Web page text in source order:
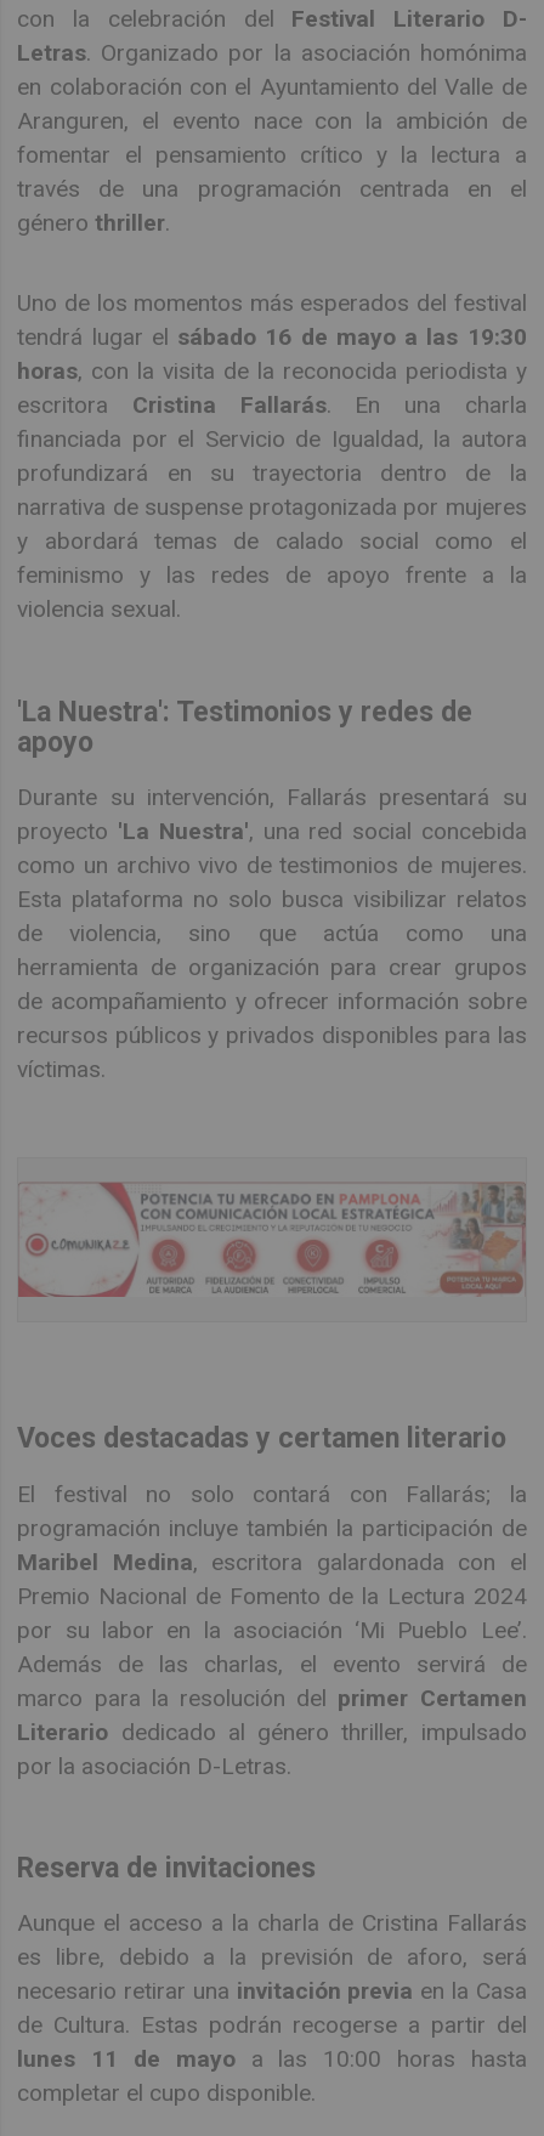
con la celebración del Festival Literario D-
Letras. Organizado por la asociación homónima
en colaboración con el Ayuntamiento del Valle de
Aranguren, el evento nace con la ambición de
fomentar el pensamiento crítico y la lectura a
través de una programación centrada en el
génerothriller.
Uno de los momentos más esperados del festival
tendrá lugar el sábado 16 de mayo a las 19:30
horas, con la visita de la reconocida periodista y
escritora Cristina Fallarás. En una charla
financiada por el Servicio de Igualdad, la autora
profundizará en su trayectoria dentro de la
narrativa de suspense protagonizada por mujeres
y abordará temas de calado social como el
feminismo y las redes de apoyo frente a la
violencia sexual.
'La Nuestra': Testimonios y redes de
apoyo
Durante su intervención, Fallarás presentará su
proyecto 'La Nuestra', una red social concebida
como un archivo vivo de testimonios de mujeres.
Esta plataforma no solo busca visibilizar relatos
de violencia, sino que actúa como una
herramienta de organización para crear grupos
de acompañamiento y ofrecer información sobre
recursos públicos y privados disponibles para las
víctimas.
Voces destacadas y certamen literario
El festival no solo contará con Fallarás; la
programación incluye también la participación de
Maribel Medina, escritora galardonada con el
Premio Nacional de Fomento de la Lectura 2024
por su labor en la asociación ‘Mi Pueblo Lee’.
Además de las charlas, el evento servirá de
marco para la resolución del primer Certamen
Literario dedicado al género thriller, impulsado
por la asociación D-Letras.
Reserva de invitaciones
Aunque el acceso a la charla de Cristina Fallarás
es libre, debido a la previsión de aforo, será
necesario retirar una invitación previa en la Casa
de Cultura. Estas podrán recogerse a partir del
lunes 11 de mayoa las 10:00 horas hasta
completar el cupo disponible.